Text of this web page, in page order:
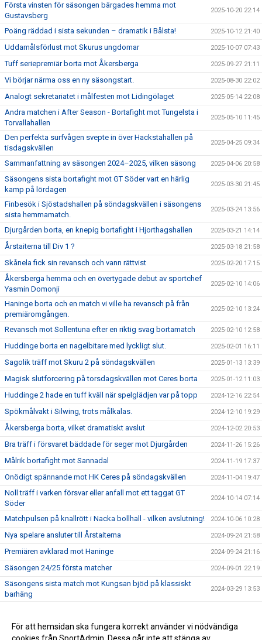
Första vinsten för säsongen bärgades hemma mot
Gustavsberg
2025-10-20 22:14
Poäng räddad i sista sekunden – dramatik i Bålsta! 2025-10-12 21:40
Uddamålsförlust mot Skurus ungdomar 2025-10-07 07:43
Tuff seriepremiär borta mot Åkersberga 2025-09-27 21:11
Vi börjar närma oss en ny säsongstart. 2025-08-30 22:02
Analogt sekretariatet i målfesten mot Lidingölaget 2025-05-14 22:08
Andra matchen i After Season - Bortafight mot Tungelsta i
Torvallahallen
2025-05-10 11:45
Den perfekta surfvågen svepte in över Hackstahallen på
tisdagskvällen
2025-04-25 09:34
Sammanfattning av säsongen 2024–2025, vilken säsong 2025-04-06 20:58
Säsongens sista bortafight mot GT Söder vart en härlig
kamp på lördagen
2025-03-30 21:45
Finbesök i Sjöstadshallen på söndagskvällen i säsongens
sista hemmamatch.
2025-03-24 13:56
Djurgården borta, en knepig bortafight i Hjorthagshallen 2025-03-21 14:14
Årstaiterna till Div 1 ? 2025-03-18 21:58
Skånela fick sin revansch och vann rättvist 2025-02-20 17:15
Åkersberga hemma och en övertygade debut av sportchef
Yasmin Domonji
2025-02-10 14:06
Haninge borta och en match vi ville ha revansch på från
premiäromgången.
2025-02-10 13:24
Revansch mot Sollentuna efter en riktig svag bortamatch 2025-02-10 12:58
Huddinge borta en nagelbitare med lyckligt slut. 2025-02-01 16:11
Sagolik träff mot Skuru 2 på söndagskvällen 2025-01-13 13:39
Magisk slutforcering på torsdagskvällen mot Ceres borta 2025-01-12 11:03
Huddinge 2 hade en tuff kväll när spelglädjen var på topp 2024-12-16 22:54
Spökmålvakt i Silwing, trots målkalas. 2024-12-10 19:29
Åkersberga borta, vilket dramatiskt avslut 2024-12-02 20:53
Bra träff i försvaret bäddade för seger mot Djurgården 2024-11-26 15:26
Målrik bortafight mot Sannadal 2024-11-19 17:37
Onödigt spännande mot HK Ceres på söndagskvällen 2024-11-04 19:47
Noll träff i varken försvar eller anfall mot ett taggat GT
Söder
2024-10-14 07:14
Matchpulsen på knallrött i Nacka bollhall - vilken avslutning! 2024-10-06 10:28
Nya spelare ansluter till Årstaiterna 2024-09-24 21:58
Premiären avklarad mot Haninge 2024-09-24 21:16
Säsongen 24/25 första matcher 2024-09-01 22:19
Säsongens sista match mot Kungsan bjöd på klassiskt
barhäng
2024-03-29 13:53
Vassunda hemma - Äntligen full trupp ? 2024-03-15 15:21
För att hemsidan ska fungera korrekt använder vi nödvändiga